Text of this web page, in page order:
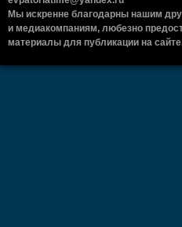
Мы искренне благодарны нашим
и медиакомпаниям, любезно
материалы для публикации на